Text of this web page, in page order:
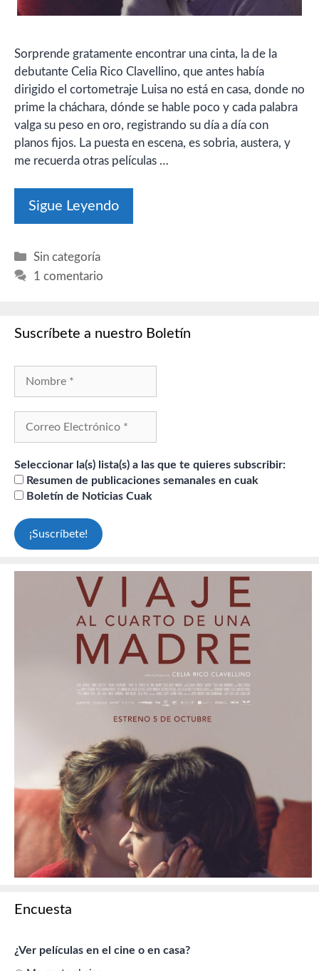
Sorprende gratamente encontrar una cinta, la de la
debutante Celia Rico Clavellino, que antes había
dirigido el cortometraje Luisa no está en casa, donde no
prime la cháchara, dónde se hable poco y cada palabra
valga su peso en oro, registrando su día a día con
planos fijos. La puesta en escena, es sobria, austera, y
me recuerda otras películas …
Sigue Leyendo
Categorías
Sin categoría
1 comentario
Suscríbete a nuestro Boletín
Seleccionar la(s) lista(s) a las que te quieres subscribir:
Resumen de publicaciones semanales en cuak
Boletín de Noticias Cuak
Encuesta
¿Ver películas en el cine o en casa?